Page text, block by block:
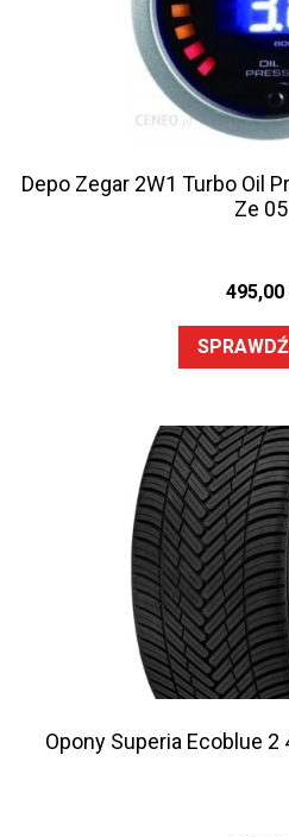
Depo Zegar 2W1 Turbo Oil
Ze
495,00
Opony Superia Ecoblue 2